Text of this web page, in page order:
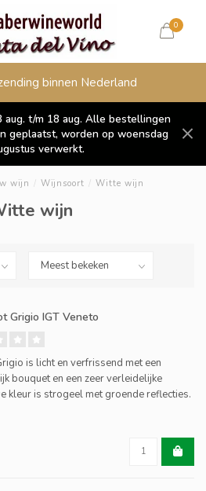
0
in Lippenhuizen
t/m 18 aug. Alle bestellingen
geplaatst, worden op woensdag
verwerkt.
wijn / Wijnsoort / Witte wijn
wijn
Grigio IGT Veneto
is licht en verfrissend met een
bouquet en een zeer verleidelijke
kleur is strogeel met groende reflecties.
komt de warme geur van geroosterd
voren, die perfect in balans wordt